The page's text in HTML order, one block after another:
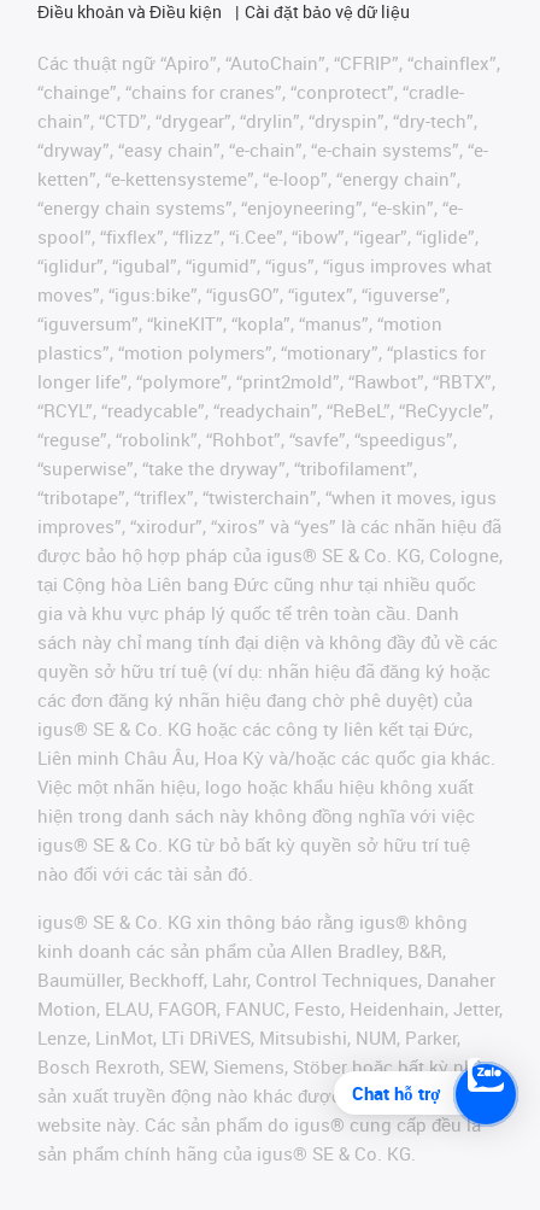
Điều khoản và Điều kiện
Cài đặt bảo vệ dữ liệu
Các thuật ngữ “Apiro”, “AutoChain”, “CFRIP”, “chainflex”,
“chainge”, “chains for cranes”, “conprotect”, “cradle-
chain”, “CTD”, “drygear”, “drylin”, “dryspin”, “dry-tech”,
“dryway”, “easy chain”, “e-chain”, “e-chain systems”, “e-
ketten”, “e-kettensysteme”, “e-loop”, “energy chain”,
“energy chain systems”, “enjoyneering”, “e-skin”, “e-
spool”, “fixflex”, “flizz”, “i.Cee”, “ibow”, “igear”, “iglide”,
“iglidur”, “igubal”, “igumid”, “igus”, “igus improves what
moves”, “igus:bike”, “igusGO”, “igutex”, “iguverse”,
“iguversum”, “kineKIT”, “kopla”, “manus”, “motion
plastics”, “motion polymers”, “motionary”, “plastics for
longer life”, “polymore”, “print2mold”, “Rawbot”, “RBTX”,
“RCYL”, “readycable”, “readychain”, “ReBeL”, “ReCyycle”,
“reguse”, “robolink”, “Rohbot”, “savfe”, “speedigus”,
“superwise”, “take the dryway”, “tribofilament”,
“tribotape”, “triflex”, “twisterchain”, “when it moves, igus
improves”, “xirodur”, “xiros” và “yes” là các nhãn hiệu đã
được bảo hộ hợp pháp của igus® SE & Co. KG, Cologne,
tại Cộng hòa Liên bang Đức cũng như tại nhiều quốc
gia và khu vực pháp lý quốc tế trên toàn cầu. Danh
sách này chỉ mang tính đại diện và không đầy đủ về các
quyền sở hữu trí tuệ (ví dụ: nhãn hiệu đã đăng ký hoặc
các đơn đăng ký nhãn hiệu đang chờ phê duyệt) của
igus® SE & Co. KG hoặc các công ty liên kết tại Đức,
Liên minh Châu Âu, Hoa Kỳ và/hoặc các quốc gia khác.
Việc một nhãn hiệu, logo hoặc khẩu hiệu không xuất
hiện trong danh sách này không đồng nghĩa với việc
igus® SE & Co. KG từ bỏ bất kỳ quyền sở hữu trí tuệ
nào đối với các tài sản đó.
igus® SE & Co. KG xin thông báo rằng igus® không
kinh doanh các sản phẩm của Allen Bradley, B&R,
Baumüller, Beckhoff, Lahr, Control Techniques, Danaher
Motion, ELAU, FAGOR, FANUC, Festo, Heidenhain, Jetter,
Lenze, LinMot, LTi DRiVES, Mitsubishi, NUM, Parker,
Bosch Rexroth, SEW, Siemens, Stöber hoặc bất kỳ nhà
sản xuất truyền động nào khác được đề cập trên
website này. Các sản phẩm do igus® cung cấp đều là
sản phẩm chính hãng của igus® SE & Co. KG.
Chat hỗ trợ